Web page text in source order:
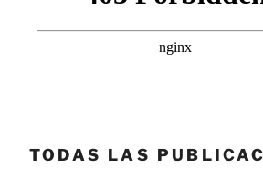
TODAS LAS